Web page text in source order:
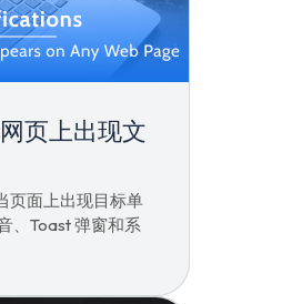
页上出现文
页面上出现目标单
、Toast 弹窗和系